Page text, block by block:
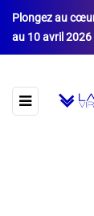
Plongez au
au 10 avril 2026